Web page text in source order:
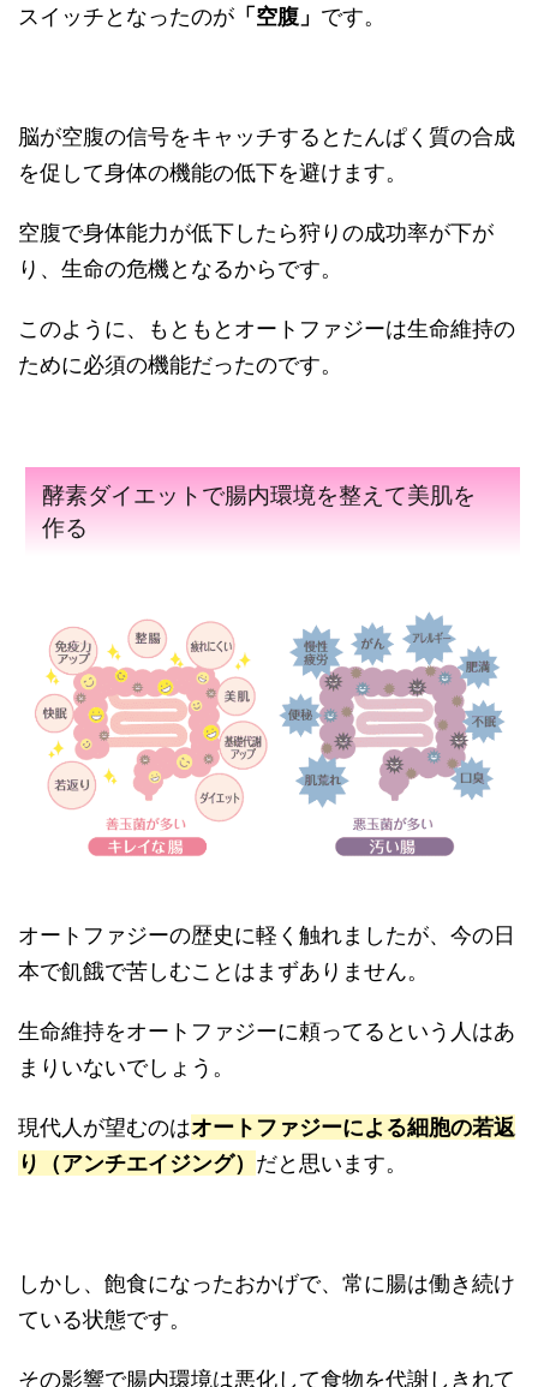
スイッチとなったのが 「空腹」 です。
脳が空腹の信号をキャッチするとたんぱく質の合成
を促して身体の機能の低下を避けます。
空腹で身体能力が低下したら狩りの成功率が下が
り、生命の危機となるからです。
このように、もともとオートファジーは生命維持の
ために必須の機能だったのです。
酵素ダイエットで腸内環境を整えて美肌を
作る
オートファジーの歴史に軽く触れましたが、今の日
本で飢餓で苦しむことはまずありません。
生命維持をオートファジーに頼ってるという人はあ
まりいないでしょう。
現代人が望むのはオートファジーによる細胞の若返
り（アンチエイジング） だと思います。
しかし、飽食になったおかげで、常に腸は働き続け
ている状態です。
その影響で腸内環境は悪化して食物を代謝しきれて